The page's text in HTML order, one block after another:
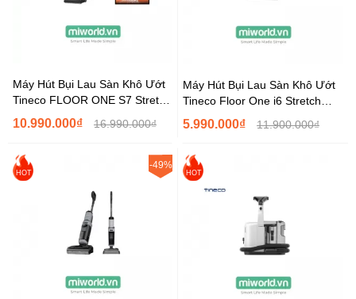
Máy Hút Bụi Lau Sàn Khô Ướt
Tineco FLOOR ONE S7 Stretch
Steam
10.990.000₫ 16.990.000₫
Máy Hút Bụi Lau Sàn Khô Ướt
Tineco Floor One i6 Stretch
Plus
5.990.000₫ 11.900.000₫
HOT
-49%
HOT